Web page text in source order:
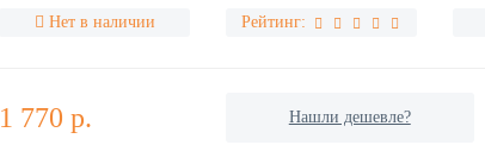
Нет в наличии Рейтинг:
1 770 р. Нашли дешевле?